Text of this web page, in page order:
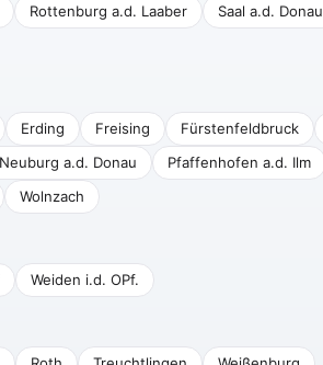
Rottenburg a.d. Laaber Saal a.d. Donau
Erding Freising Fürstenfeldbruck
Neuburg a.d. Donau Pfaffenhofen a.d. Ilm
Wolnzach
Weiden i.d. OPf.